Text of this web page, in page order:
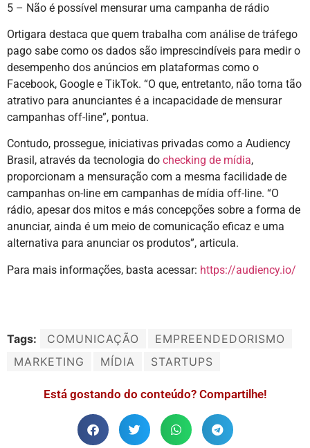
5 – Não é possível mensurar uma campanha de rádio
Ortigara destaca que quem trabalha com análise de tráfego
pago sabe como os dados são imprescindíveis para medir o
desempenho dos anúncios em plataformas como o
Facebook, Google e TikTok. “O que, entretanto, não torna tão
atrativo para anunciantes é a incapacidade de mensurar
campanhas off-line”, pontua.
Contudo, prossegue, iniciativas privadas como a Audiency
Brasil, através da tecnologia do checking de mídia,
proporcionam a mensuração com a mesma facilidade de
campanhas on-line em campanhas de mídia off-line. “O
rádio, apesar dos mitos e más concepções sobre a forma de
anunciar, ainda é um meio de comunicação eficaz e uma
alternativa para anunciar os produtos”, articula.
Para mais informações, basta acessar: https://audiency.io/
Tags: COMUNICAÇÃO
EMPREENDEDORISMO
MARKETING
MÍDIA STARTUPS
Está gostando do conteúdo? Compartilhe!